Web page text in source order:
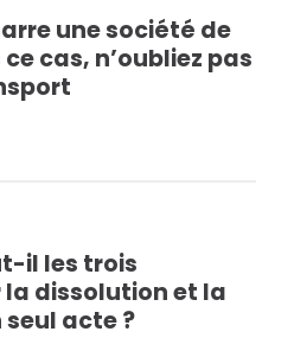
une société de
cas, n’oubliez pas
il les trois
dissolution et la
acte ?